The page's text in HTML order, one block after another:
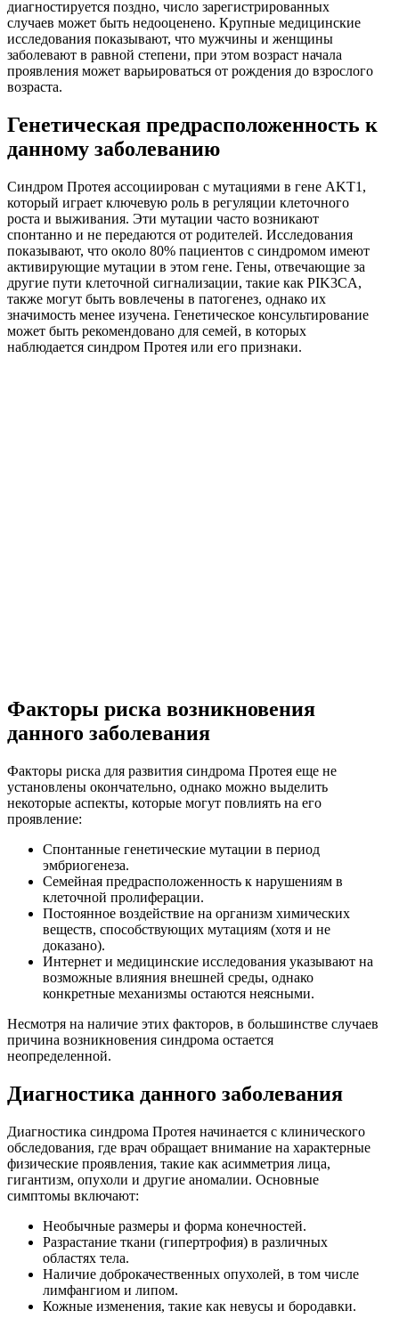
диагностируется поздно, число зарегистрированных
случаев может быть недооценено. Крупные медицинские
исследования показывают, что мужчины и женщины
заболевают в равной степени, при этом возраст начала
проявления может варьироваться от рождения до взрослого
возраста.
Генетическая предрасположенность к
данному заболеванию
Синдром Протея ассоциирован с мутациями в гене AKT1,
который играет ключевую роль в регуляции клеточного
роста и выживания. Эти мутации часто возникают
спонтанно и не передаются от родителей. Исследования
показывают, что около 80% пациентов с синдромом имеют
активирующие мутации в этом гене. Гены, отвечающие за
другие пути клеточной сигнализации, такие как PIK3CA,
также могут быть вовлечены в патогенез, однако их
значимость менее изучена. Генетическое консультирование
может быть рекомендовано для семей, в которых
наблюдается синдром Протея или его признаки.
Факторы риска возникновения
данного заболевания
Факторы риска для развития синдрома Протея еще не
установлены окончательно, однако можно выделить
некоторые аспекты, которые могут повлиять на его
проявление:
Спонтанные генетические мутации в период
эмбриогенеза.
Семейная предрасположенность к нарушениям в
клеточной пролиферации.
Постоянное воздействие на организм химических
веществ, способствующих мутациям (хотя и не
доказано).
Интернет и медицинские исследования указывают на
возможные влияния внешней среды, однако
конкретные механизмы остаются неясными.
Несмотря на наличие этих факторов, в большинстве случаев
причина возникновения синдрома остается
неопределенной.
Диагностика данного заболевания
Диагностика синдрома Протея начинается с клинического
обследования, где врач обращает внимание на характерные
физические проявления, такие как асимметрия лица,
гигантизм, опухоли и другие аномалии. Основные
симптомы включают:
Необычные размеры и форма конечностей.
Разрастание ткани (гипертрофия) в различных
областях тела.
Наличие доброкачественных опухолей, в том числе
лимфангиом и липом.
Кожные изменения, такие как невусы и бородавки.